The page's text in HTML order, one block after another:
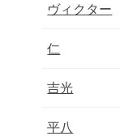
ヴィクター
仁
吉光
平八